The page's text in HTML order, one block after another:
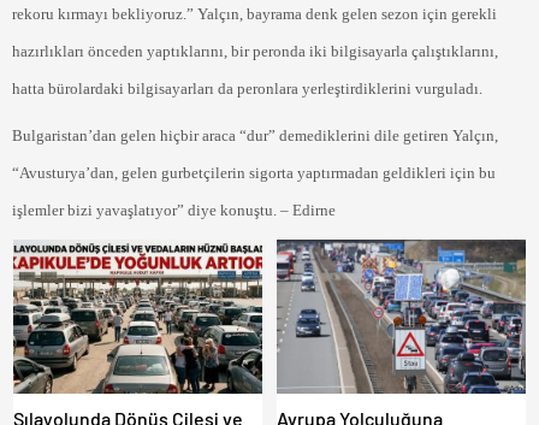
rekoru kırmayı bekliyoruz.” Yalçın, bayrama denk gelen sezon için gerekli
hazırlıkları önceden yaptıklarını, bir peronda iki bilgisayarla çalıştıklarını,
hatta bürolardaki bilgisayarları da peronlara yerleştirdiklerini vurguladı.
Bulgaristan’dan gelen hiçbir araca “dur” demediklerini dile getiren Yalçın,
“Avusturya’dan, gelen gurbetçilerin sigorta yaptırmadan geldikleri için bu
işlemler bizi yavaşlatıyor” diye konuştu. – Edirne
Sılayolunda Dönüş Çilesi ve
Avrupa Yolculuğuna